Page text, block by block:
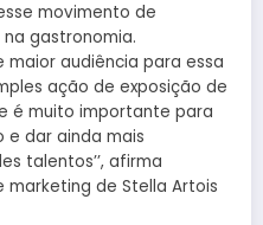
movimento de
gastronomia.
maior audiência para essa
ação de exposição de
é muito importante para
e dar ainda mais
talentos’’, afirma
marketing de Stella Artois